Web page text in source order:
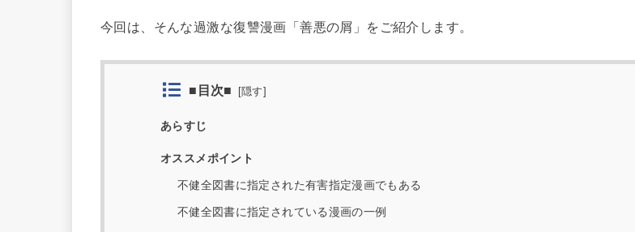
今回は、そんな過激な復讐漫画「善悪の屑」をご紹介します。
■目次■ 隠す
あらすじ
オススメポイント
不健全図書に指定された有害指定漫画でもある
不健全図書に指定されている漫画の一例